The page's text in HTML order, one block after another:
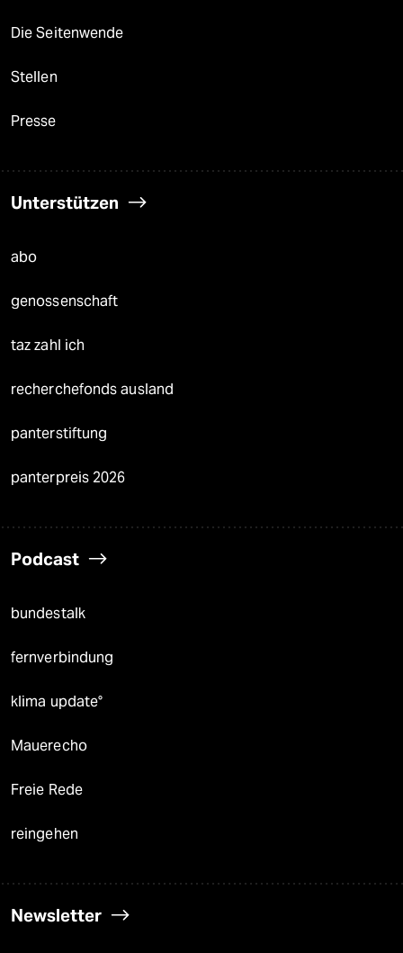
Die Seitenwende
Stellen
Presse
Unterstützen
abo
genossenschaft
taz zahl ich
recherchefonds ausland
panterstiftung
panterpreis 2026
Podcast
bundestalk
fernverbindung
klima update°
Mauerecho
Freie Rede
reingehen
Newsletter